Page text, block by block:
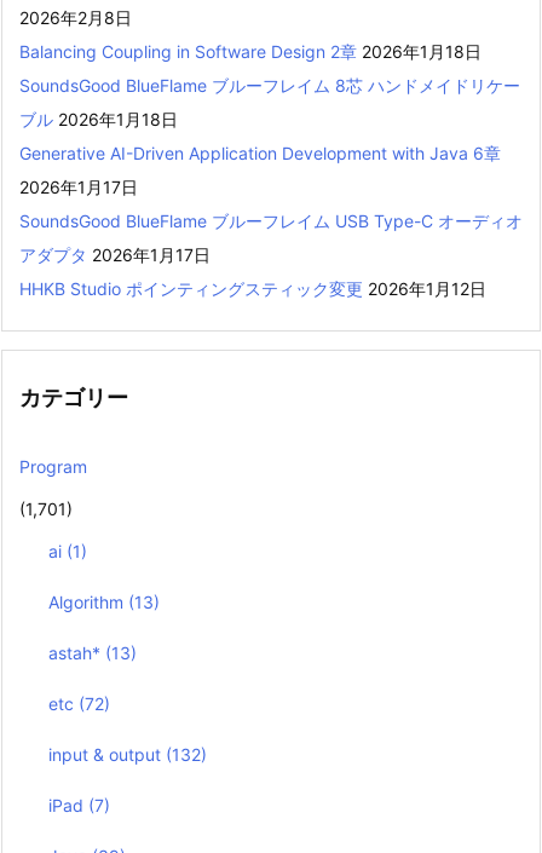
2026年2月8日
Balancing Coupling in Software Design 2章 2026年1月18日
SoundsGood BlueFlame ブルーフレイム 8芯 ハンドメイドリケー
ブル 2026年1月18日
Generative AI-Driven Application Development with Java 6章
2026年1月17日
SoundsGood BlueFlame ブルーフレイム USB Type-C オーディオ
アダプタ 2026年1月17日
HHKB Studio ポインティングスティック変更 2026年1月12日
カテゴリー
Program
(1,701)
ai (1)
Algorithm (13)
astah* (13)
etc (72)
input & output (132)
iPad (7)